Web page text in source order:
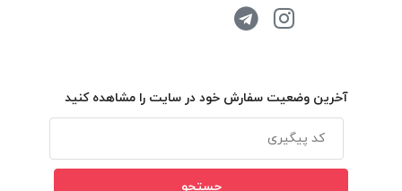
آخرین وضعیت سفارش خود در سایت را مشاهده کنید